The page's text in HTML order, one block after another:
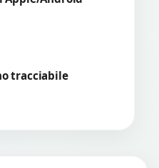
tracciabile